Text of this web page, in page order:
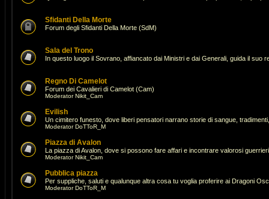
Sfidanti Della Morte
Forum degli Sfidanti Della Morte (SdM)
Sala del Trono
In questo luogo il Sovrano, affiancato dai Ministri e dai Generali, guida il suo
Regno Di Camelot
Forum dei Cavalieri di Camelot (Cam)
ModeratorNikit_Cam
Evilish
Un cimitero funesto, dove liberi pensatori narrano storie di sangue,
ModeratorDoTToR_M
Piazza di Avalon
La piazza di Avalon, dove si possono fare affari e incontrare valorosi
ModeratorNikit_Cam
Pubblica piazza
Per suppliche, saluti e qualunque altra cosa tu voglia proferire ai Dragoni
ModeratorDoTToR_M